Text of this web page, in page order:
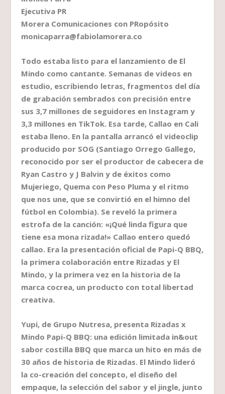
Ejecutiva PR
Morera Comunicaciones con PRopósito
monicaparra@fabiolamorera.co
Todo estaba listo para el lanzamiento de El
Mindo como cantante. Semanas de videos en
estudio, escribiendo letras, fragmentos del día
de grabación sembrados con precisión entre
sus 3,7 millones de seguidores en Instagram y
3,3 millones en TikTok. Esa tarde, Callao en Cali
estaba lleno. En la pantalla arrancó el videoclip
producido por SOG (Santiago Orrego Gallego,
reconocido por ser el productor de cabecera de
Ryan Castro y J Balvin y de éxitos como
Mujeriego, Quema con Peso Pluma y el ritmo
que nos une, que se convirtió en el himno del
fútbol en Colombia). Se reveló la primera
estrofa de la canción: «¡Qué linda figura que
tiene esa mona rizada!» Callao entero quedó
callao. Era la presentación oficial de Papi-Q BBQ,
la primera colaboración entre Rizadas y El
Mindo, y la primera vez en la historia de la
marca cocrea, un producto con total libertad
creativa.
Yupi, de Grupo Nutresa, presenta Rizadas x
Mindo Papi-Q BBQ: una edición limitada in&out
sabor costilla BBQ que marca un hito en más de
30 años de historia de Rizadas. El Mindo lideró
la co-creación del concepto, el diseño del
empaque, la selección del sabor y el jingle, junto